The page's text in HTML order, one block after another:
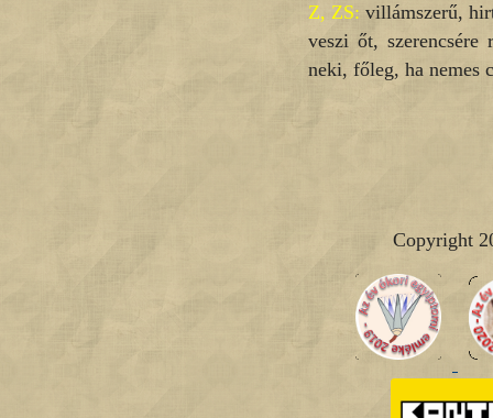
Z, ZS: villámszerű,
veszi őt, szerencsére
neki, főleg, ha nemes
Copyright